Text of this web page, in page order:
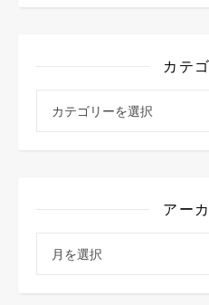
カテ
アー